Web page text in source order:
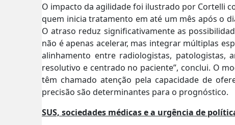
O impacto da agilidade foi ilustrado por Cortelli
quem inicia tratamento em até um mês após o
O atraso reduz significativamente as
não é apenas acelerar, mas integrar múltiplas
alinhamento entre radiologistas, patologistas,
resolutivo e centrado no paciente”, conclui. O
têm chamado atenção pela capacidade de
precisão são determinantes para o prognóstico.
SUS, sociedades médicas e a urgência de